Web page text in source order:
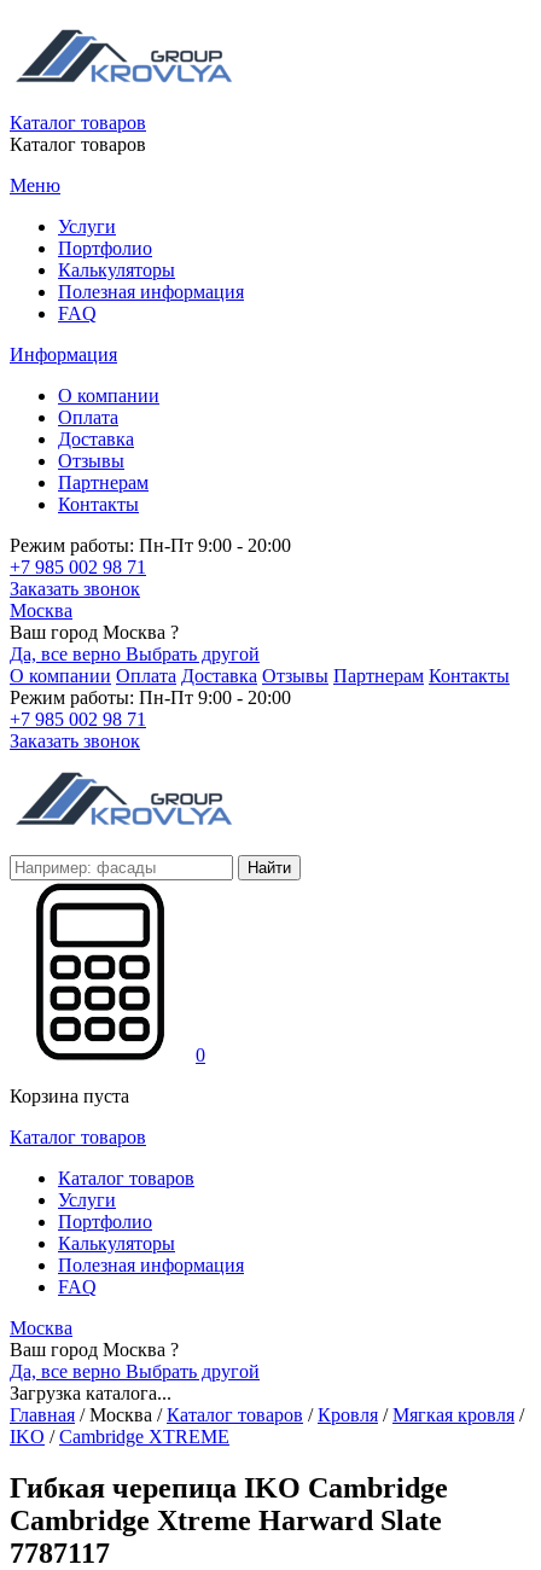
Каталог товаров
Каталог товаров
Меню
Услуги
Портфолио
Калькуляторы
Полезная информация
FAQ
Информация
О компании
Оплата
Доставка
Отзывы
Партнерам
Контакты
Режим работы: Пн-Пт 9:00 - 20:00
+7 985 002 98 71
Заказать звонок
Москва
Ваш город Москва ?
Да, все верно Выбрать другой
О компании Оплата Доставка Отзывы Партнерам Контакты
Режим работы: Пн-Пт 9:00 - 20:00
+7 985 002 98 71
Заказать звонок
Найти
0
Корзина пуста
Каталог товаров
Каталог товаров
Услуги
Портфолио
Калькуляторы
Полезная информация
FAQ
Москва
Ваш город Москва ?
Да, все верно Выбрать другой
Загрузка каталога...
Главная /Москва / Каталог товаров / Кровля / Мягкая кровля /
IKO / Cambridge XTREME
Гибкая черепица IKO Cambridge
Cambridge Xtreme Harward Slate
7787117